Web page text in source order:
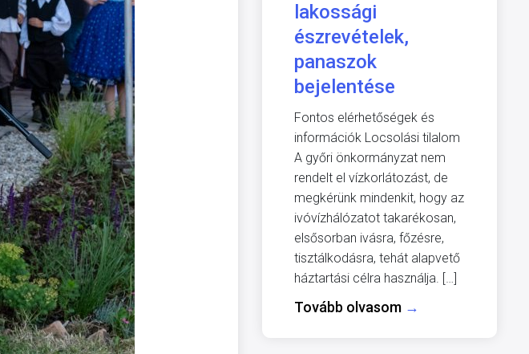
lakossági
észrevételek,
panaszok
bejelentése
Fontos elérhetőségek és
információk Locsolási tilalom
A győri önkormányzat nem
rendelt el vízkorlátozást, de
megkérünk mindenkit, hogy az
ivóvízhálózatot takarékosan,
elsősorban ivásra, főzésre,
tisztálkodásra, tehát alapvető
háztartási célra használja. […]
Tovább olvasom →